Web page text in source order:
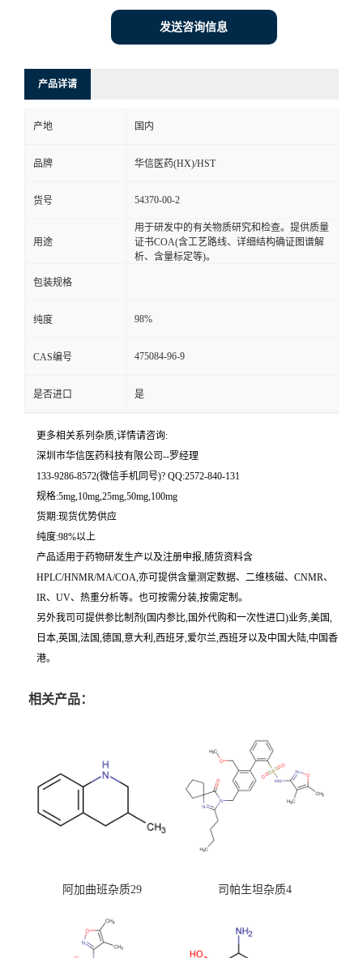
方
发送咨询信息
产品详请
产地 国内
品牌 华信医药(HX)/HST
货号 54370-00-2
用途
用于研发中的有关物质研究和检查。提供质量
证书COA(含工艺路线、详细结构确证图谱解
析、含量标定等)。
包装规格
纯度 98%
CAS编号 475084-96-9
是否进口 是
更多相关系列杂质,详情请咨询:
深圳市华信医药科技有限公司--罗经理
133-9286-8572(微信手机同号)? QQ:2572-840-131
规格:5mg,10mg,25mg,50mg,100mg
货期:现货优势供应
纯度:98%以上
产品适用于药物研发生产以及注册申报,随货资料含
HPLC/HNMR/MA/COA,亦可提供含量测定数据、二维核磁、CNMR、
IR、UV、热重分析等。也可按需分装,按需定制。
另外我司可提供参比制剂(国内参比,国外代购和一次性进口)业务,美国,
日本,英国,法国,德国,意大利,西班牙,爱尔兰,西班牙以及中国大陆,中国香
港。
相关产品：
阿加曲班杂质29 司帕生坦杂质4